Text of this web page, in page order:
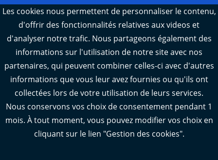
Webcams : Ré info trafic
Webcams : Oléron info trafic
Manger 17
L'Observatoire des territoires de Charente-
Maritime
Les cookies nous permettent de personnaliser le contenu,
d'offrir des fonctionnalités relatives aux videos et
d'analyser notre trafic. Nous partageons également des
informations sur l'utilisation de notre site avec nos
partenaires, qui peuvent combiner celles-ci avec d'autres
informations que vous leur avez fournies ou qu'ils ont
collectées lors de votre utilisation de leurs services.
Nous conservons vos choix de consentement pendant 1
mois. À tout moment, vous pouvez modifier vos choix en
cliquant sur le lien "Gestion des cookies".